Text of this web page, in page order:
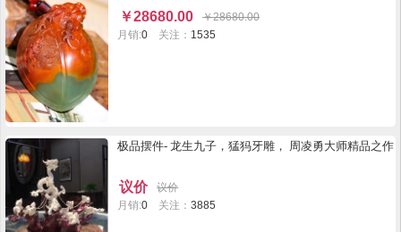
凡，四足蜷在龟壳之下，体态圆润饱满，整器古朴大
气，寓意长寿，随身佩戴，大气庄重。 尺寸76.5-57-
39mm，重238克FHTY12170970612ZDF
￥28680.00 ￥28680.00
月销:0 关注： 1535
极品摆件- 龙生九子，猛犸牙雕， 周凌勇大师精品之作
议价
议价
月销:0 关注：3885